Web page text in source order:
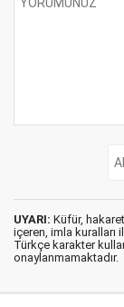
UYARI: Küfür,
içeren, imla kuralları
Türkçe karakter
onaylanmamaktadır.